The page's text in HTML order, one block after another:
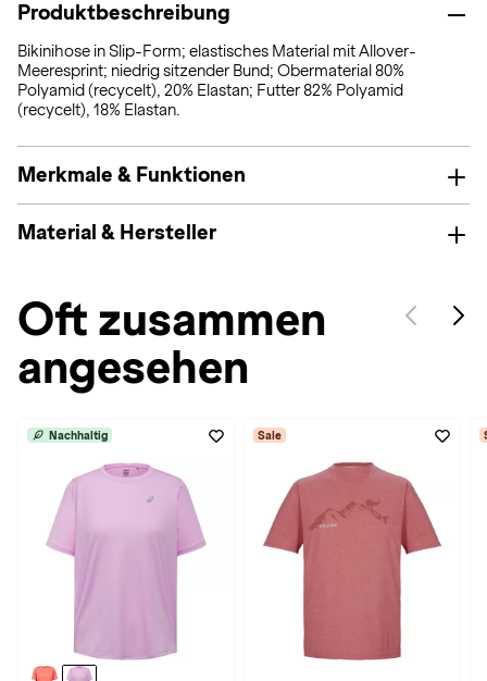
Produktbeschreibung
Bikinihose in Slip-Form; elastisches Material mit Allover-
Meeresprint; niedrig sitzender Bund; Obermaterial 80%
Polyamid (recycelt), 20% Elastan; Futter 82% Polyamid
(recycelt), 18% Elastan.
Merkmale & Funktionen
Material & Hersteller
Oft zusammen
angesehen
Nachhaltig Sale